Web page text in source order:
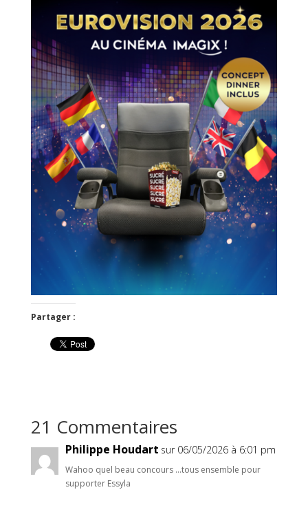
Partager :
21 Commentaires
Philippe Houdart sur 06/05/2026 à 6:01 pm
Wahoo quel beau concours …tous ensemble pour
supporter Essyla